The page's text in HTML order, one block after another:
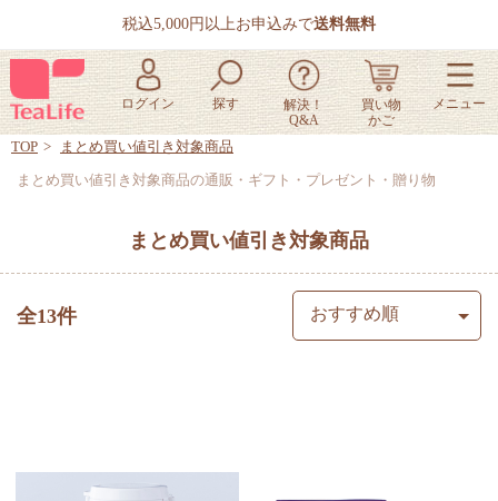
税込5,000円以上お申込みで送料無料
TOP
まとめ買い値引き対象商品
まとめ買い値引き対象商品の通販・ギフト・プレゼント・贈り物
まとめ買い値引き対象商品
全13件